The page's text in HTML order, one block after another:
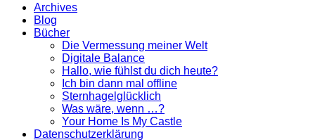
Archives
Blog
Bücher
Die Vermessung meiner Welt
Digitale Balance
Hallo, wie fühlst du dich heute?
Ich bin dann mal offline
Sternhagelglücklich
Was wäre, wenn …?
Your Home Is My Castle
Datenschutzerklärung